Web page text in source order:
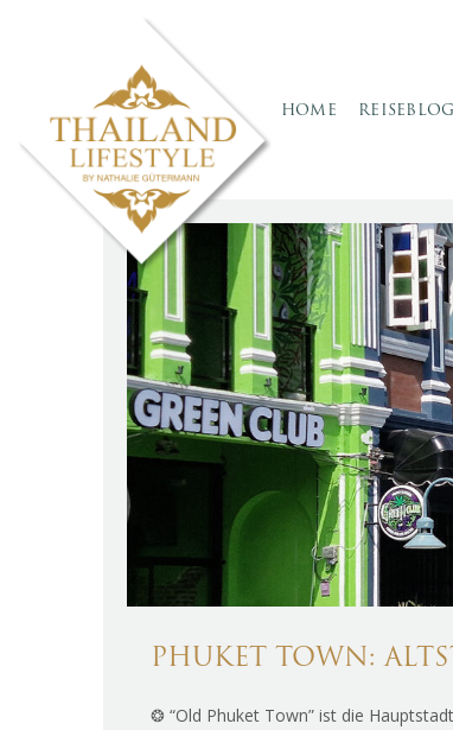
HOME REISEBLOG
PHUKET TOWN:
❂ “Old Phuket Town” ist die